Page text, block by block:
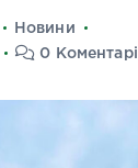
Новини
0 Коментарі